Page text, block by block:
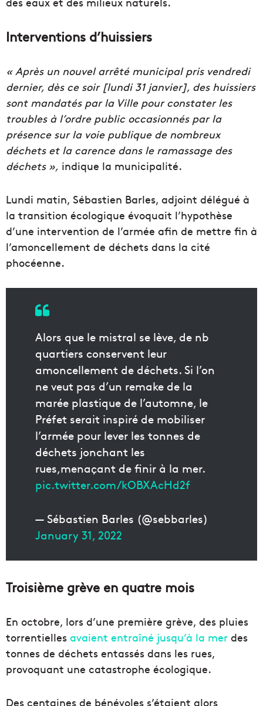
Interventions d’huissiers
« Après un nouvel arrêté municipal pris vendredi
dernier, dès ce soir [lundi 31 janvier], des huissiers
sont mandatés par la Ville pour constater les
troubles à l’ordre public occasionnés par la
présence sur la voie publique de nombreux
déchets et la carence dans le ramassage des
déchets », indique la municipalité.
Lundi matin, Sébastien Barles, adjoint délégué à
la transition écologique évoquait l’hypothèse
d’une intervention de l’armée afin de mettre fin à
l’amoncellement de déchets dans la cité
phocéenne.
Alors que le mistral se lève, de nb
quartiers conservent leur
amoncellement de déchets. Si l’on
ne veut pas d’un remake de la
marée plastique de l’automne, le
Préfet serait inspiré de mobiliser
l’armée pour lever les tonnes de
déchets jonchant les
rues,menaçant de finir à la mer.
pic.twitter.com/kOBXAcHd2f
— Sébastien Barles (@sebbarles)
January 31, 2022
Troisième grève en quatre mois
En octobre, lors d’une première grève, des pluies
torrentielles avaient entraîné jusqu’à la mer des
tonnes de déchets entassés dans les rues,
provoquant une catastrophe écologique.
Des centaines de bénévoles s’étaient alors